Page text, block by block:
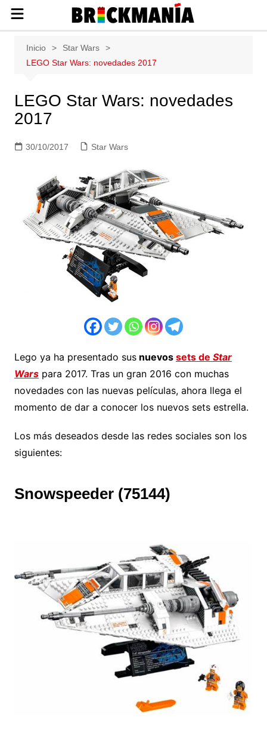
sobre las construcciones LEGO: Star
Wars, Harry Potter, City, Friends, Technic,
Inicio
Star Wars
LEGO Star Wars: novedades 2017
LEGO Star Wars: novedades
2017
30/10/2017 Star Wars
Lego ya ha presentado susnuevos sets de Star
Warspara 2017. Tras un gran 2016 con muchas
novedades con las nuevas películas, ahora llega el
momento de dar a conocer los nuevos sets estrella.
Los más deseados desde las redes sociales son los
siguientes:
Snowspeeder (75144)